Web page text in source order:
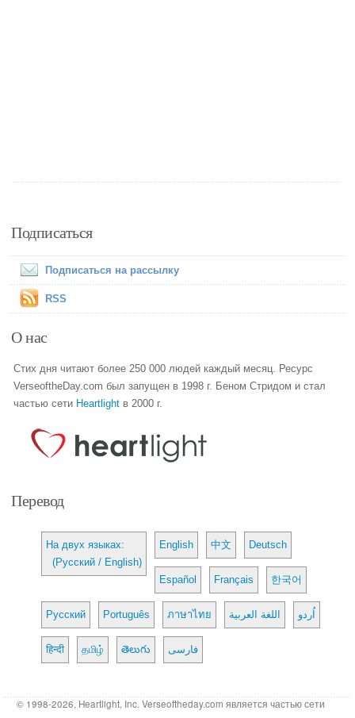
Подписаться
Подписаться на рассылку
RSS
О нас
Стих дня читают более 250 000 людей каждый месяц. Ресурс
VerseoftheDay.com был запущен в 1998 г. Беном Стридом и стал
частью сети Heartlight в 2000 г.
Перевод
На двух языках:
(Русский / English)
English 中文 Deutsch
Español Français 한국어
Русский Português ภาษาไทย اللغة العربية اُردو
हिन्दी தமிழ் తెలుగు فارسی
© 1998-2026, Heartlight, Inc. Verseoftheday.com является частью сети